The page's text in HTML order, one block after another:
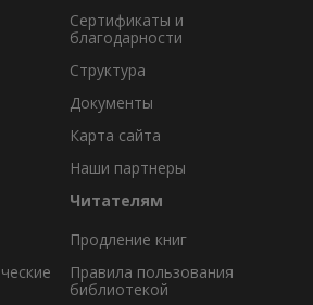
Сертификаты и
благодарности
Структура
Документы
Карта сайта
Наши партнеры
Читателям
Продление книг
Правила пользования
библиотекой